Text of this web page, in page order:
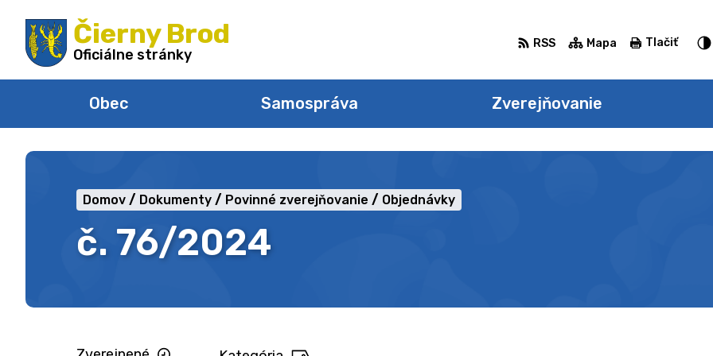
na
obsah
Čierny Brod
Oficiálne stránky
Obec Samospráva Zverejňovanie
RSS Mapa Tlačiť
č. 76/2024
Domov Dokumenty Povinné zverejňovanie Objednávky